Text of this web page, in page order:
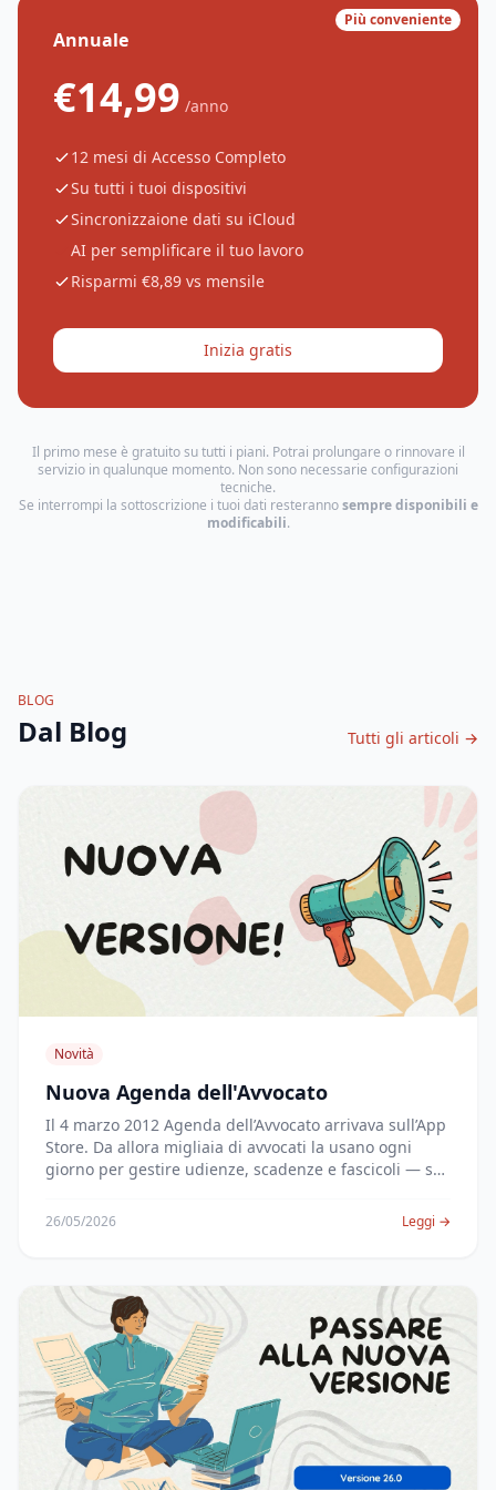
Più conveniente
Annuale
€14,99 /anno
12 mesi di Accesso Completo
Su tutti i tuoi dispositivi
Sincronizzaione dati su iCloud
AI per semplificare il tuo lavoro
Risparmi €8,89 vs mensile
Inizia gratis
Il primo mese è gratuito su tutti i piani. Potrai prolungare o rinnovare il
servizio in qualunque momento. Non sono necessarie configurazioni
tecniche.
Se interrompi la sottoscrizione i tuoi dati resterannosempre disponibili e
modificabili.
BLOG
Dal Blog Tutti gli articoli →
Novità
Nuova Agenda dell'Avvocato
Il 4 marzo 2012 Agenda dell’Avvocato arrivava sull’App
Store. Da allora migliaia di avvocati la usano ogni
giorno per gestire udienze, scadenze e fascicoli — su
26/05/2026 Leggi →